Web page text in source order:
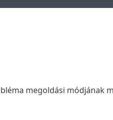
megoldási módjának